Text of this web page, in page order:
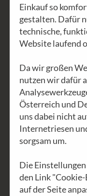
Unsere
Beitrag zu
Waldviertler
wurden über
sogenannte
welches unter
Konflikt mit
(FMA)
2015 durch
Nationalrat für
Einkauf so
gestalten. Dafür
technische,
Website laufend
Da wir großen
nutzen wir dafür
Österreich und
uns dabei nicht
Internetriesen
sorgsam um.
Die
den Link
auf der Seite